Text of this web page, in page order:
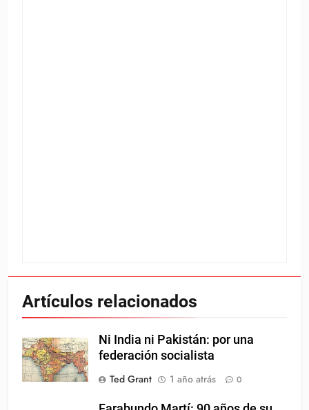
Artículos relacionados
Ni India ni Pakistán: por una
federación socialista
Ted Grant
1 año atrás 0